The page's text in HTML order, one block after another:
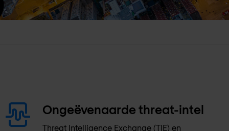
Ongeëvenaarde threat-intel
Threat Intelligence Exchange (TIE) en